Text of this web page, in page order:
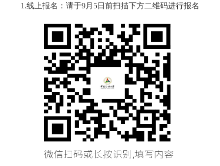
1.线上报名：请于9月 5日前扫描下方二维码进行报名